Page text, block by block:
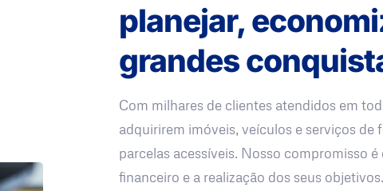
planejar,
grandes
Com milhares de clientes atendidos em
adquirirem imóveis, veículos e serviços de
parcelas acessíveis. Nosso compromisso
financeiro e a realização dos seus objetivos.